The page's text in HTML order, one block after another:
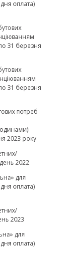
оплата)
31 березня
31 березня
потреб
2023 року
2022
для
оплата)
2023
для
оплата)